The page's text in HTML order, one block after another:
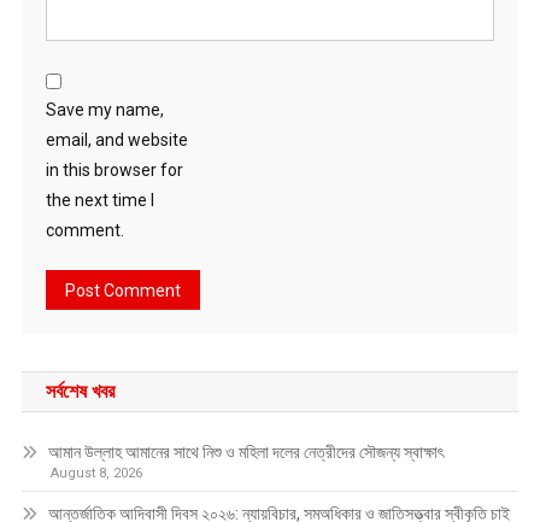
Save my name,
email, and website
in this browser for
the next time I
comment.
সর্বশেষ খবর
আমান উল্লাহ আমানের সাথে নিশু ও মহিলা দলের নেত্রীদের সৌজন্য স্বাক্ষাৎ
August 8, 2026
আন্তর্জাতিক আদিবাসী দিবস ২০২৬: ন্যায়বিচার, সমঅধিকার ও জাতিসত্ত্বার স্বীকৃতি চাই